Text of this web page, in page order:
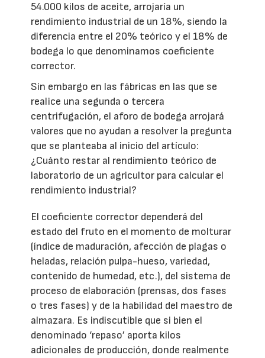
54.000 kilos de aceite, arrojaría un
rendimiento industrial de un 18%, siendo la
diferencia entre el 20% teórico y el 18% de
bodega lo que denominamos coeficiente
corrector.
Sin embargo en las fábricas en las que se
realice una segunda o tercera
centrifugación, el aforo de bodega arrojará
valores que no ayudan a resolver la pregunta
que se planteaba al inicio del artículo:
¿Cuánto restar al rendimiento teórico de
laboratorio de un agricultor para calcular el
rendimiento industrial?
El coeficiente corrector dependerá del
estado del fruto en el momento de molturar
(índice de maduración, afección de plagas o
heladas, relación pulpa-hueso, variedad,
contenido de humedad, etc.), del sistema de
proceso de elaboración (prensas, dos fases
o tres fases) y de la habilidad del maestro de
almazara. Es indiscutible que si bien el
denominado ‘repaso’ aporta kilos
adicionales de producción, donde realmente